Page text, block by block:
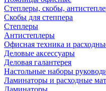
Степлеры, скобы,
Скобы для степпера
Степлеры
Антистеплеры
Офисная техника и
Деловые аксессуары
Деловая галантерея
Настольные наборы
Ламинаторы и расходные
Ламинаторы